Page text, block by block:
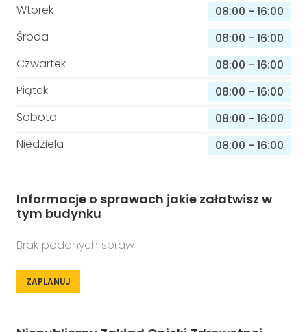
Wtorek
08:00 - 16:00
Środa
08:00 - 16:00
Czwartek
08:00 - 16:00
Piątek
08:00 - 16:00
Sobota
08:00 - 16:00
Niedziela
08:00 - 16:00
Informacje o sprawach jakie załatwisz w
tym budynku
Brak podanych spraw
ZAPLANUJ